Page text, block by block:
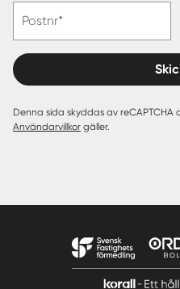
Postnr*
Denna sida skyddas av reCAPTCHA
Användarvillkor gäller.